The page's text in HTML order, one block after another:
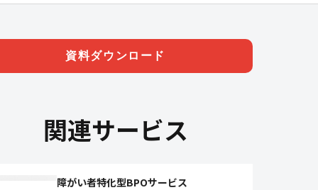
資料ダウンロード
関連サービス
障がい者特化型BPOサービス